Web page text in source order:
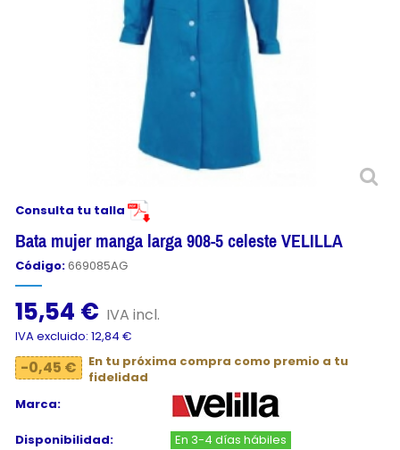
Consulta tu talla
Bata mujer manga larga 908-5 celeste VELILLA
Código:669085AG
15,54 € IVA incl.
IVA excluido: 12,84 €
-0,45 €
En tu próxima compra como premio a tu
fidelidad
Marca:
Disponibilidad:
En 3-4 días hábiles